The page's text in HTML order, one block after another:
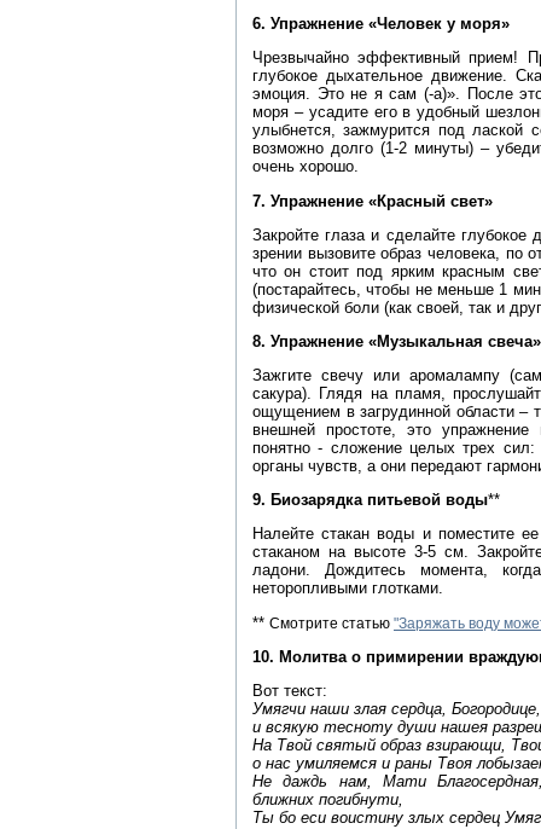
6. Упражнение «Человек у моря»
Чрезвычайно эффективный прием!
глубокое дыхательное движение.
эмоция. Это не я сам (-а)». После
моря – усадите его в удобный
улыбнется, зажмурится под лаской
возможно долго (1-2 минуты) –
очень хорошо.
7. Упражнение «Красный свет»
Закройте глаза и сделайте
зрении вызовите образ человека, по
что он стоит под ярким красным
(постарайтесь, чтобы не меньше 1
физической боли (как своей, так и
8. Упражнение «Музыкальная свеча»
Зажгите свечу или аромалампу
сакура). Глядя на пламя,
ощущением в загрудинной области –
внешней простоте, это
понятно - сложение целых трех
органы чувств, а они передают
9. Биозарядка питьевой воды**
Налейте стакан воды и поместите
стаканом на высоте 3-5 см.
ладони. Дождитесь момента,
неторопливыми глотками.
** Смотрите статью "Заряжать воду
10. Молитва о примирении
Вот текст:
Умягчи наши злая сердца,
и всякую тесноту души нашея
На Твой святый образ взирающи,
о нас умиляемся и раны Твоя
Не даждь нам, Мати
ближних погибнути,
Ты бо еси воистину злых сердец